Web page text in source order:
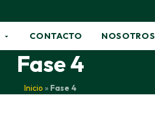
CONTACTO NOSOTROS
Fase 4
Inicio » Fase 4